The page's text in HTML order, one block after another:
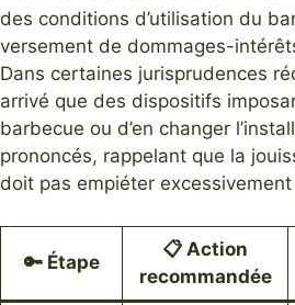
des conditions d’utilisation du
versement de dommages-
Dans certaines jurisprudences
arrivé que des dispositifs
barbecue ou d’en changer
prononcés, rappelant que la
doit pas empiéter excessivement
🔑 Étape
📋 Action
recommandée